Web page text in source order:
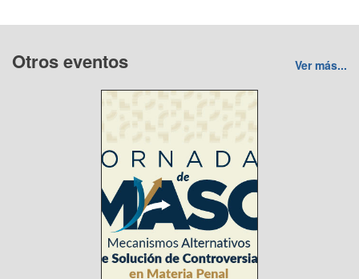
Otros eventos Ver más...